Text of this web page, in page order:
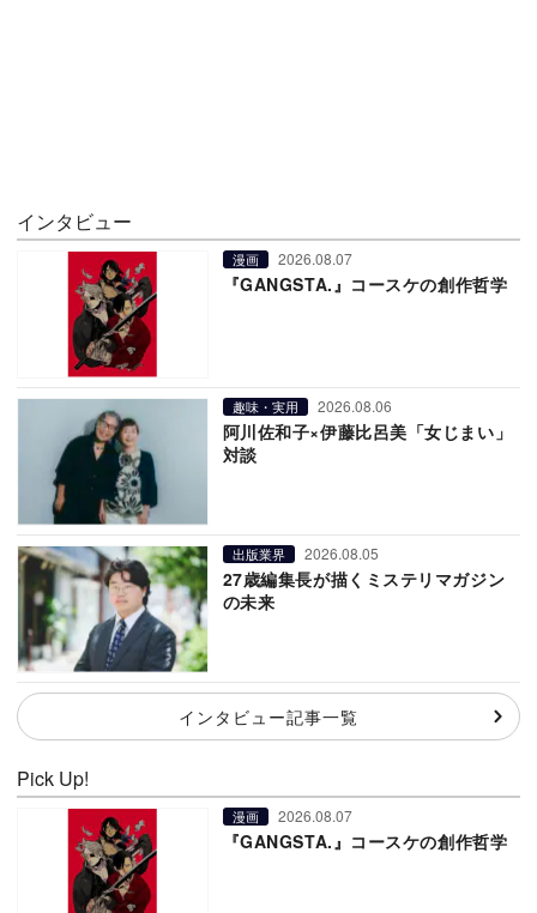
インタビュー
漫画 2026.08.07
『GANGSTA.』コースケの創作哲学
趣味・実用 2026.08.06
阿川佐和子×伊藤比呂美「女じまい」
対談
出版業界 2026.08.05
27歳編集長が描くミステリマガジン
の未来
インタビュー記事一覧
Pick Up!
漫画 2026.08.07
『GANGSTA.』コースケの創作哲学